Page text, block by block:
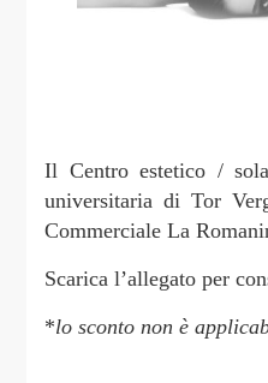
Il Centro estetico /
universitaria di Tor
Commerciale La
Scarica l’allegato per
*lo sconto non è